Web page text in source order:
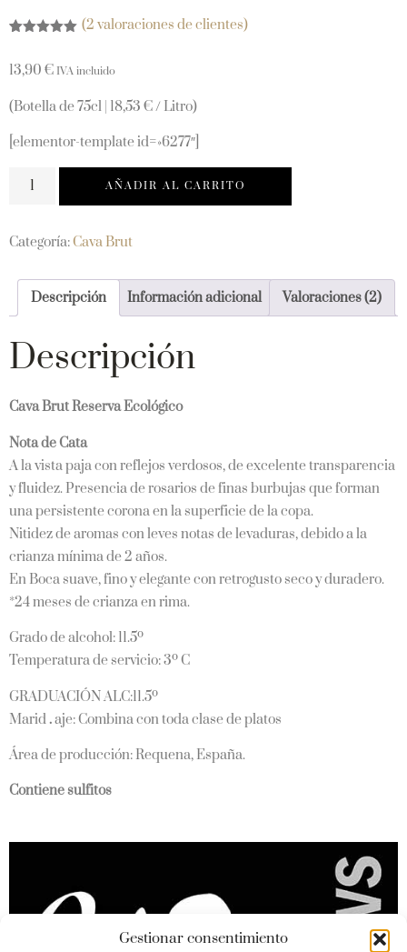
Gestionar consentimiento
5 en base
de clientes
(2 valoraciones de clientes)
13,90 € IVA incluido
(Botella de 75cl | 18,53 € / Litro)
[elementor-template id=»6277″]
AÑADIR AL CARRITO
Categoría:Cava Brut
Descripción Información adicional Valoraciones (2)
Descripción
Cava Brut Reserva Ecológico
Nota de Cata
A la vista paja con reflejos verdosos, de excelente transparencia
y fluidez. Presencia de rosarios de finas burbujas que forman
una persistente corona en la superficie de la copa.
Nitidez de aromas con leves notas de levaduras, debido a la
crianza mínima de 2 años.
En Boca suave, fino y elegante con retrogusto seco y duradero.
*24 meses de crianza en rima.
Grado de alcohol: 11.5º
Temperatura de servicio: 3º C
GRADUACIÓN ALC:11.5º
Marid.aje: Combina con toda clase de platos
Área de producción: Requena, España.
Contiene sulfitos